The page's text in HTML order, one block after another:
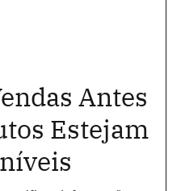
Antes
Estejam